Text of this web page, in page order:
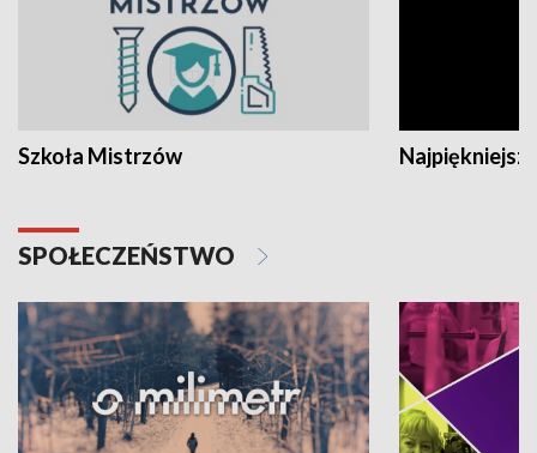
Szkoła Mistrzów
SPOŁECZEŃSTWO